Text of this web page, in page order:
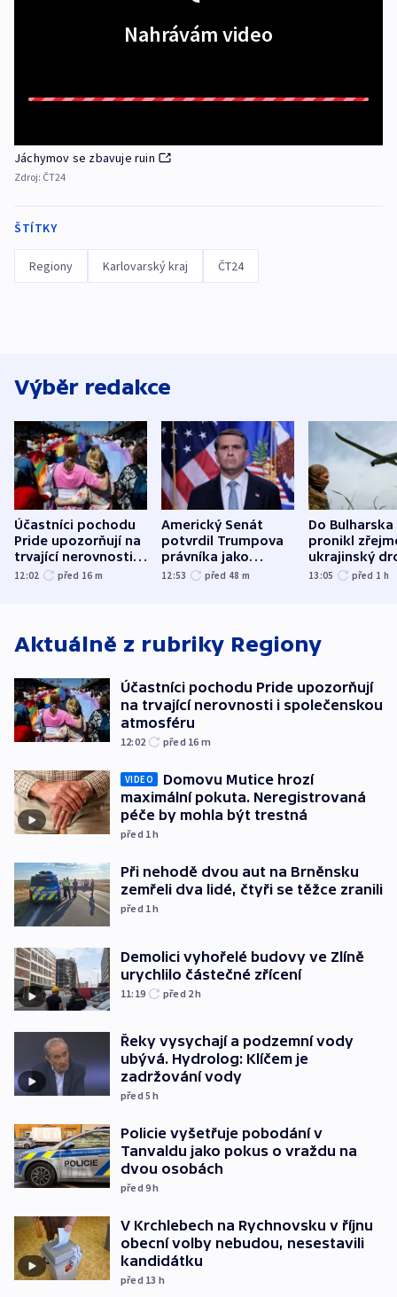
Nahrávám video
Jáchymov se zbavuje ruin
Zdroj: ČT24
ŠTÍTKY
Regiony Karlovarský kraj ČT24
Výběr redakce
Účastníci pochodu
Pride upozorňují na
trvající nerovnosti i
společenskou
12:02 před 16 m
Americký Senát
potvrdil Trumpova
právníka jako
ministra
12:53 před 48 m
Do Bulharska
pronikl
ukrajinský
explodoval
13:05 před 1 h
Aktuálně z rubriky Regiony
Účastníci pochodu Pride upozorňují
na trvající nerovnosti i společenskou
atmosféru
12:02 před 16 m
VIDEO
Domovu Mutice hrozí
maximální pokuta. Neregistrovaná
péče by mohla být trestná
před 1h
Při nehodě dvou aut na Brněnsku
zemřeli dva lidé, čtyři se těžce zranili
před 1h
Demolici vyhořelé budovy ve Zlíně
urychlilo částečné zřícení
11:19 před 2h
Řeky vysychají a podzemní vody
ubývá. Hydrolog: Klíčem je
zadržování vody
před 5h
Policie vyšetřuje pobodání v
Tanvaldu jako pokus o vraždu na
dvou osobách
před 9h
V Krchlebech na Rychnovsku v říjnu
obecní volby nebudou, nesestavili
kandidátku
před 13 h